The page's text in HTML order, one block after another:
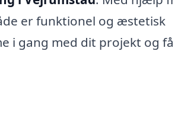
er funktionel og æstetisk
i gang med dit projekt og få